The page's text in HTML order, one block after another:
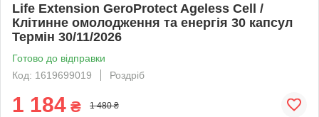
Life Extension GeroProtect Ageless Cell /
Клітинне омолодження та енергія 30 капсул
Термін 30/11/2026
Готово до відправки
Код: 1619699019
Роздріб
1 184 ₴ 1 480 ₴